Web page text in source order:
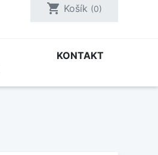
shopping_cart Košík (0)
KONTAKT